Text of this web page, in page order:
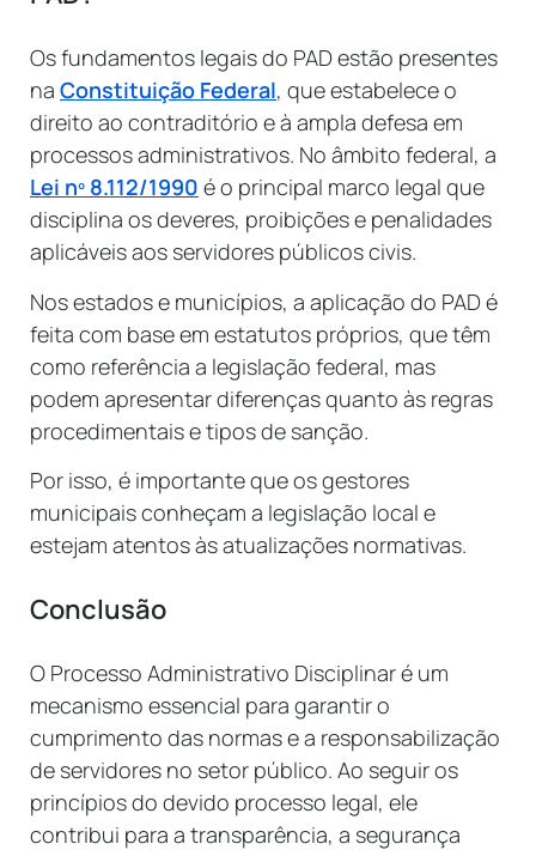
Os fundamentos legais do PAD estão presentes
na Constituição Federal, que estabelece o
direito ao contraditório e à ampla defesa em
processos administrativos. No âmbito federal, a
Lei nº 8.112/1990 é o principal marco legal que
disciplina os deveres, proibições e penalidades
aplicáveis aos servidores públicos civis.
Nos estados e municípios, a aplicação do PAD é
feita com base em estatutos próprios, que têm
como referência a legislação federal, mas
podem apresentar diferenças quanto às regras
procedimentais e tipos de sanção.
Por isso, é importante que os gestores
municipais conheçam a legislação local e
estejam atentos às atualizações normativas.
Conclusão
O Processo Administrativo Disciplinar é um
mecanismo essencial para garantir o
cumprimento das normas e a responsabilização
de servidores no setor público. Ao seguir os
princípios do devido processo legal, ele
contribui para a transparência, a segurança